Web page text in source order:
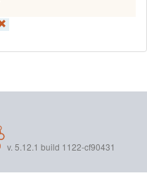
v. 5.12.1 build 1122-cf90431